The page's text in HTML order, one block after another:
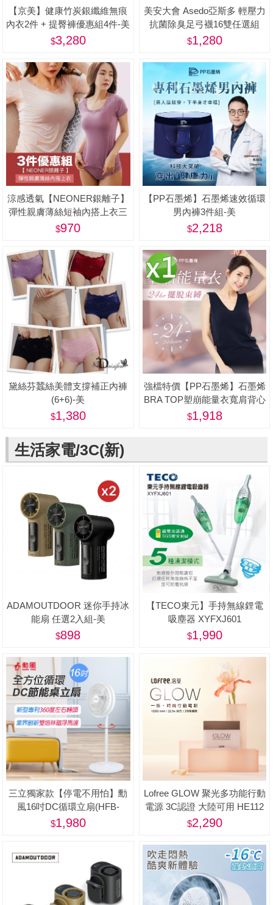
【京美】健康竹炭銀纖維無痕
內衣2件 + 提臀褲優惠組4件-美
3,280
美安大會 Asedo亞斯多 輕壓力
抗菌除臭足弓襪16雙任選組
(男女適用、One size)-美
1,280
涼感透氣【NEONER銀離子】
彈性親膚薄絲短袖內搭上衣三
件特惠組-美
970
【PP石墨烯】石墨烯速效循環
男內褲3件組-美
2,218
黛絲芬蠶絲美體支撐補正內褲
(6+6)-美
1,380
強檔特價【PP石墨烯】石墨烯
BRA TOP塑崩能量衣寬肩背心
款1件-美
1,918
生活家電/3C(新)
ADAMOUTDOOR 迷你手持冰
能扇 任選2入組-美
898
【TECO東元】手持無線鋰電
吸塵器 XYFXJ601
1,990
三立獨家款【停電不用怕】勳
風16吋DC循環立扇(HFB-
S1608)
1,980
Lofree GLOW 聚光多功能行動
電源 3C認證 大陸可用 HE112
2,290